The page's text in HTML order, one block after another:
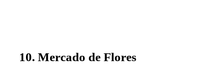
10. Mercado de Flores